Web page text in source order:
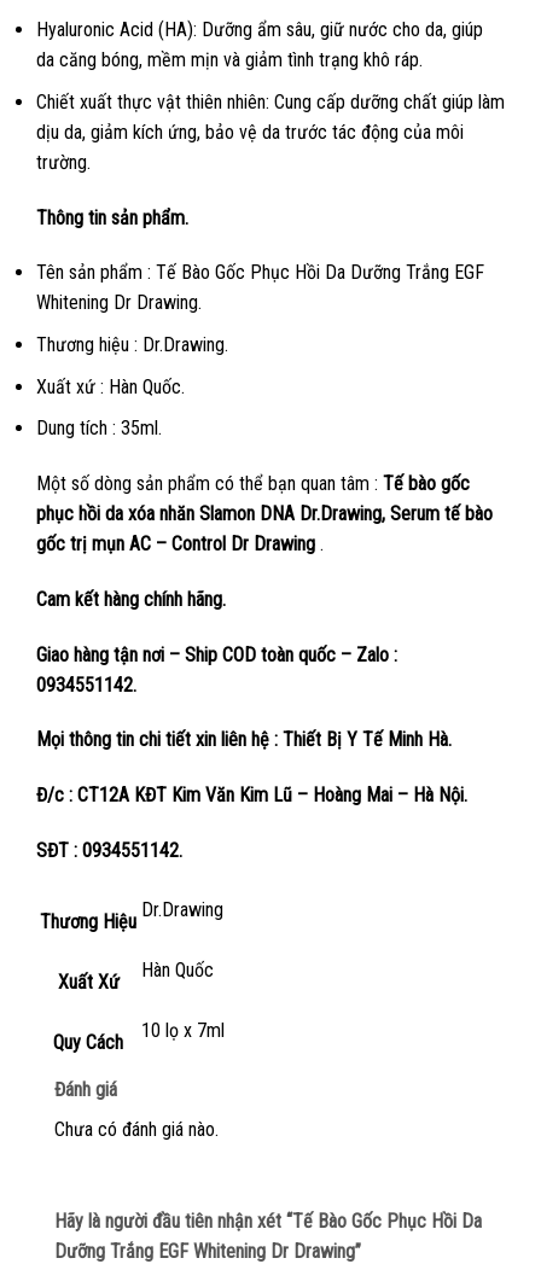
Hyaluronic Acid (HA): Dưỡng ẩm sâu, giữ nước cho da, giúp
da căng bóng, mềm mịn và giảm tình trạng khô ráp.
Chiết xuất thực vật thiên nhiên: Cung cấp dưỡng chất giúp làm
dịu da, giảm kích ứng, bảo vệ da trước tác động của môi
trường.
Thông tin sản phẩm.
Tên sản phẩm : Tế Bào Gốc Phục Hồi Da Dưỡng Trắng EGF
Whitening Dr Drawing.
Thương hiệu : Dr.Drawing.
Xuất xứ : Hàn Quốc.
Dung tích : 35ml.
Một số dòng sản phẩm có thể bạn quan tâm : Tế bào gốc
phục hồi da xóa nhăn Slamon DNA Dr.Drawing, Serum tế bào
gốc trị mụn AC – Control Dr Drawing .
Cam kết hàng chính hãng.
Giao hàng tận nơi – Ship COD toàn quốc – Zalo :
0934551142.
Mọi thông tin chi tiết xin liên hệ : Thiết Bị Y Tế Minh Hà.
Đ/c : CT12A KĐT Kim Văn Kim Lũ – Hoàng Mai – Hà Nội.
SĐT : 0934551142.
Thương Hiệu
Dr.Drawing
Xuất Xứ
Hàn Quốc
Quy Cách
10 lọ x 7ml
Đánh giá
Chưa có đánh giá nào.
Hãy là người đầu tiên nhận xét “Tế Bào Gốc Phục Hồi Da
Dưỡng Trắng EGF Whitening Dr Drawing”